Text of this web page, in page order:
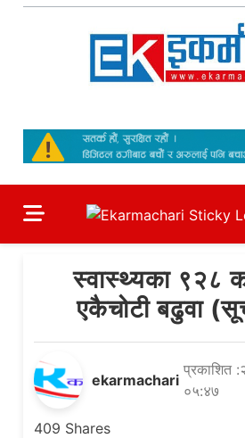
Skip
स्वास्थ्यका ९२८
एकैचोटी बढुवा
ekarmachari
प्रकाशित
०५:४७
409 Shares